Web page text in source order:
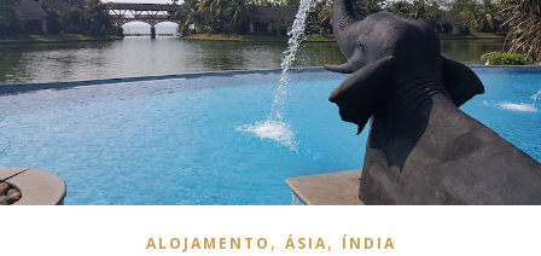
ALOJAMENTO , ÁSIA, ÍNDIA